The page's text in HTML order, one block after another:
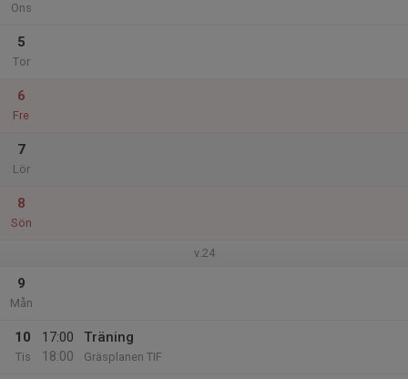
Ons
5
Tor
6
Fre
7
Lör
8
Sön
v.24
9
Mån
10
Tis
17:00
18:00
Träning
Gräsplanen TIF